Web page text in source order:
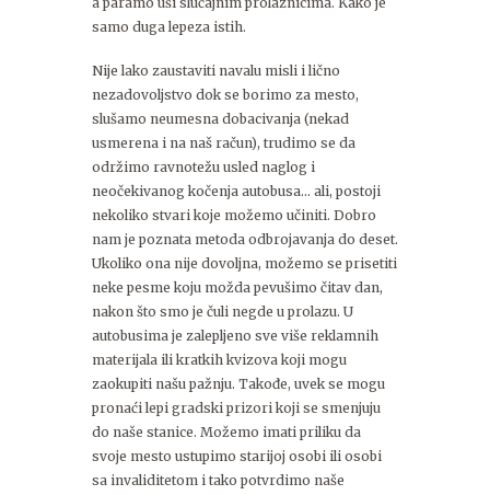
samo duga lepeza istih.
Nije lako zaustaviti navalu misli i lično
nezadovoljstvo dok se borimo za mesto,
slušamo neumesna dobacivanja (nekad
usmerena i na naš račun), trudimo se da
održimo ravnotežu usled naglog i
neočekivanog kočenja autobusa… ali, postoji
nekoliko stvari koje možemo učiniti. Dobro
nam je poznata metoda odbrojavanja do deset.
Ukoliko ona nije dovoljna, možemo se prisetiti
neke pesme koju možda pevušimo čitav dan,
nakon što smo je čuli negde u prolazu. U
autobusima je zalepljeno sve više reklamnih
materijala ili kratkih kvizova koji mogu
zaokupiti našu pažnju. Takođe, uvek se mogu
pronaći lepi gradski prizori koji se smenjuju
do naše stanice. Možemo imati priliku da
svoje mesto ustupimo starijoj osobi ili osobi
sa invaliditetom i tako potvrdimo naše